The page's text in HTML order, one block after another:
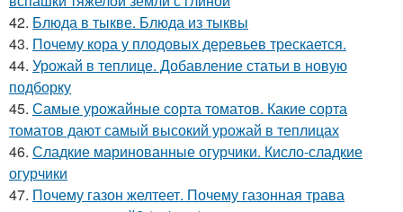
42. Блюда в тыкве. Блюда из тыквы
43. Почему кора у плодовых деревьев трескается.
44. Урожай в теплице. Добавление статьи в новую
подборку
45. Самые урожайные сорта томатов. Какие сорта
томатов дают самый высокий урожай в теплицах
46. Сладкие маринованные огурчики. Кисло-сладкие
огурчики
47. Почему газон желтеет. Почему газонная трава